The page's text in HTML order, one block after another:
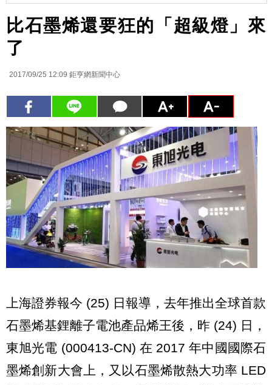
比石墨烯還要狂的「超級燈」來
了
2017/09/25 12:09 鉅亨網新聞中心
上海證券報今 (25) 日報導，去年推出全球首款
石墨烯基鋰離子電池產品烯王後，昨 (24) 日，
東旭光電 (000413-CN) 在 2017 年中國國際石
墨烯創新大會上，又以石墨烯散熱大功率 LED